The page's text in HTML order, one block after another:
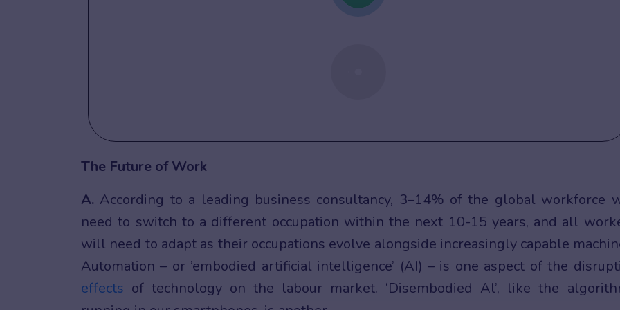
The Future of Work
A. According to a leading business consultancy, 3–14% of the global workforce
need to switch to a different occupation within the next 10-15 years, and all
will need to adapt as their occupations evolve alongside increasingly capable
Automation – or ’embodied artificial intelligence’ (AI) – is one aspect of the
effects of technology on the labour market. ‘Disembodied Al’, like the